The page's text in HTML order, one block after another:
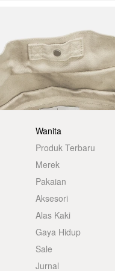
Wanita
Produk Terbaru
Merek
Pakaian
Aksesori
Alas Kaki
Gaya Hidup
Sale
Jurnal